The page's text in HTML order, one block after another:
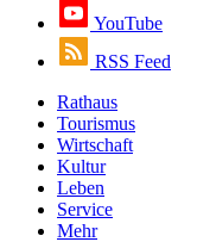
YouTube
RSS Feed
Rathaus
Tourismus
Wirtschaft
Kultur
Leben
Service
Mehr